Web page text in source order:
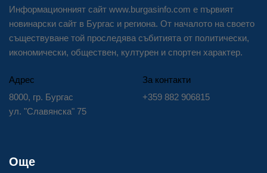
Информационният сайт www.burgasinfo.com е първият
новинарски сайт в Бургас и региона. От началото на своето
съществуване той проследява събитията от политически,
икономически, обществен, културен и спортен характер.
Адрес
8000, гр. Бургас
ул. "Славянска" 75
За контакти
+359 882 906815
Още